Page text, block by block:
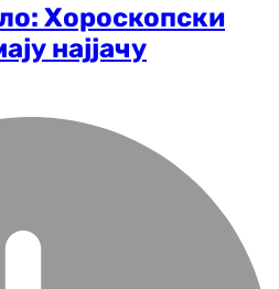
Хороскопски
најјачу